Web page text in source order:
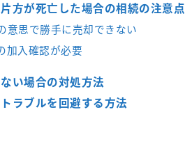
方が死亡した場合の相続の注意点
意思で勝手に売却できない
加入確認が必要
い場合の対処方法
ラブルを回避する方法